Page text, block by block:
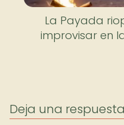
La Payada
improvisar en
Deja una respuesta